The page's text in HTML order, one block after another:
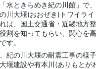
水ときらめき紀の川館」で
川大堰(おおぜき)トワイラ
は、国土交通省・近畿地方
割を知ってもらい、関心を
す。
紀の川大堰の耐震工事の様
堰建設や有本川(ありもとが